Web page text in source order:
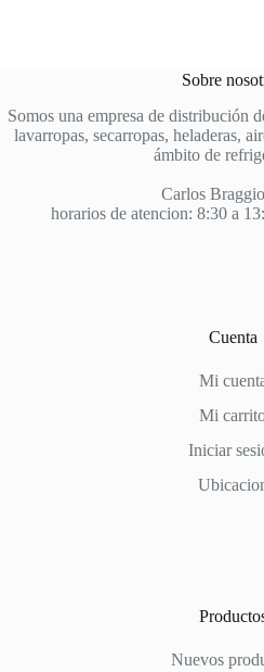
Sobre
Somos una empresa de distribución
lavarropas, secarropas, heladeras,
ámbito de
Carlos
horarios de atencion: 8:30 a
Cuenta
Mi
Mi
Iniciar
Nuevos